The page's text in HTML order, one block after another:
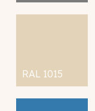
RAL 1015